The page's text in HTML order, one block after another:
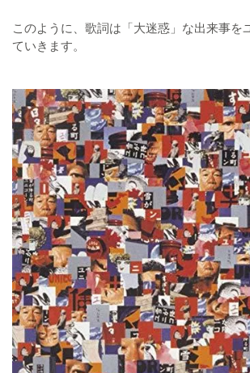
このように、歌詞は「大迷惑」な出来事を
ていきます。